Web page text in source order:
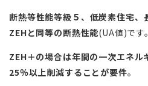
断熱等性能等級５、低炭素住宅、
ZEHと同等の断熱性能(UA値)です。
ZEH ＋の場合は年間の一次エネ
25％以上削減することが要件。